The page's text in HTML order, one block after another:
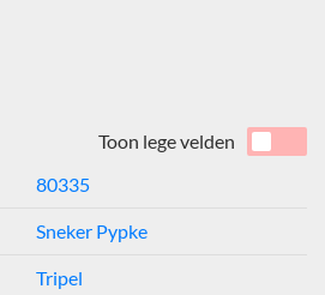
Toon lege velden
80335
Sneker Pypke
Tripel